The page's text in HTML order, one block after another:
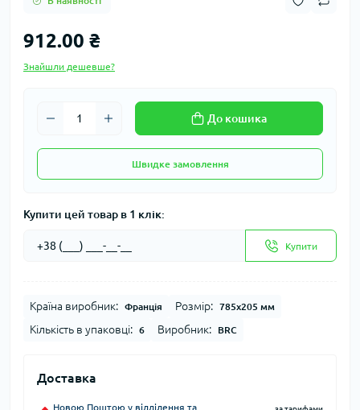
912.00 ₴
Знайшли дешевше?
До кошика
Швидке замовлення
Купити цей товар в 1 клік:
Купити
Країна виробник: Франція Розмір: 785х205 мм
Кількість в упаковці: 6 Виробник: BRC
Доставка
Новою Поштою у відділення та